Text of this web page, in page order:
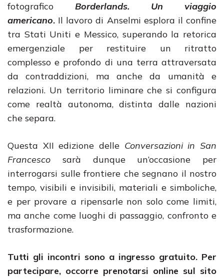
fotografico Borderlands. Un viaggio
americano. Il lavoro di Anselmi esplora il confine
tra Stati Uniti e Messico, superando la retorica
emergenziale per restituire un ritratto
complesso e profondo di una terra attraversata
da contraddizioni, ma anche da umanità e
relazioni. Un territorio liminare che si configura
come realtà autonoma, distinta dalle nazioni
che separa.
Questa XII edizione delle Conversazioni in San
Francesco sarà dunque un’occasione per
interrogarsi sulle frontiere che segnano il nostro
tempo, visibili e invisibili, materiali e simboliche,
e per provare a ripensarle non solo come limiti,
ma anche come luoghi di passaggio, confronto e
trasformazione.
Tutti gli incontri sono a ingresso gratuito. Per
partecipare, occorre prenotarsi online sul sito